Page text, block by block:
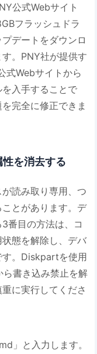
公式Webサイト
フラッシュドラ
デートをダウンロ
。PNY社が提供す
式Webサイトから
入手することで
完全に修正できま
を消去する
読み取り専用、つ
とがあります。デ
番目の方法は、コ
態を解除し、デバ
す。Diskpartを使用
ら書き込み禁止を解
に実行してくださ
」と入力します。